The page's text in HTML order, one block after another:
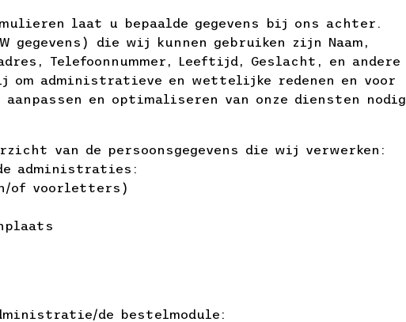
laat u bepaalde gegevens bij ons achter.
gegevens) die wij kunnen gebruiken zijn Naam,
Telefoonnummer, Leeftijd, Geslacht, en andere
om administratieve en wettelijke redenen en voor
en optimaliseren van onze diensten nodig
van de persoonsgegevens die wij verwerken:
administraties:
of voorletters)
de bestelmodule: